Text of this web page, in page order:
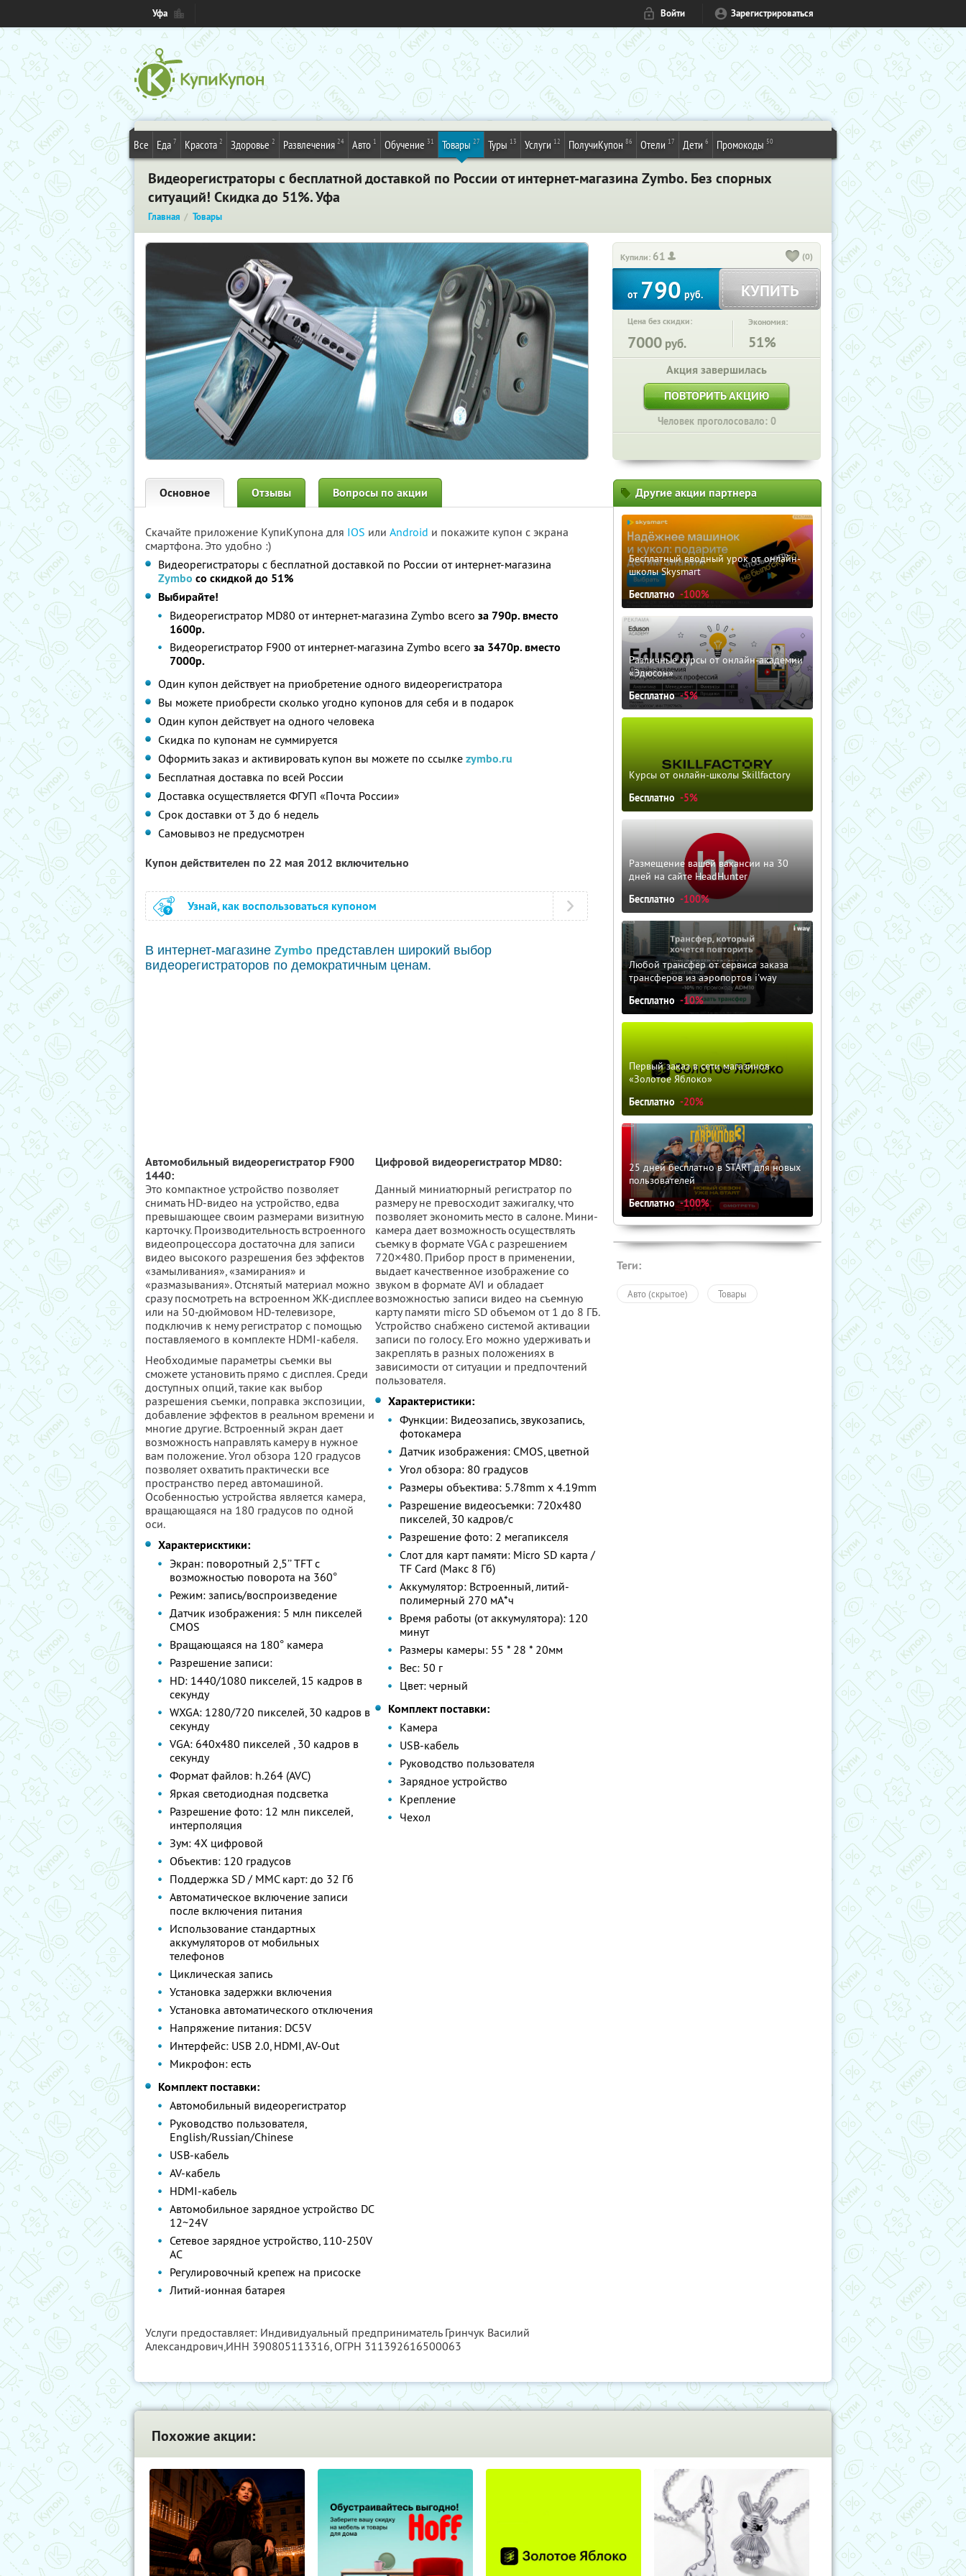
Уфа Войти Зарегистрироваться
Все Еда 7 Красота 2 Здоровье 2 Развлечения 24 Авто 1 Обучение 31 Товары 27 Туры 13 Услуги 12 ПолучиКупон 86 Отели 17 Дети 6 Промокоды 50
Видеорегистраторы с бесплатной доставкой по России от интернет-магазина Zymbo. Без спорных
ситуаций! Скидка до 51%. Уфа
Главная Товары
Купили: 61 (0)
от790руб. КУПИТЬ
Цена без скидки:
7000 руб.
Экономия:
51%
Акция завершилась
ПОВТОРИТЬ АКЦИЮ
Человек проголосовало: 0
Основное Отзывы Вопросы по акции
Скачайте приложение КупиКупона для IOS или Android и покажите купон с экрана
смартфона. Это удобно :)
Видеорегистраторы с бесплатной доставкой по России от интернет-магазина
Zymbo со скидкой до 51%
Выбирайте!
Видеорегистратор MD80 от интернет-магазина Zymbo всего за 790р. вместо
1600р.
Видеорегистратор F900 от интернет-магазина Zymbo всего за 3470р. вместо
7000р.
Один купон действует на приобретение одного видеорегистратора
Вы можете приобрести сколько угодно купонов для себя и в подарок
Один купон действует на одного человека
Скидка по купонам не суммируется
Оформить заказ и активировать купон вы можете по ссылке zymbo.ru
Бесплатная доставка по всей России
Доставка осуществляется ФГУП «Почта России»
Срок доставки от 3 до 6 недель
Самовывоз не предусмотрен
Купон действителен по 22 мая 2012 включительно
Узнай, как воспользоваться купоном
В интернет-магазине Zymbo представлен широкий выбор
видеорегистраторов по демократичным ценам.
Автомобильный видеорегистратор F900
1440:
Это компактное устройство позволяет
снимать HD-видео на устройство, едва
превышающее своим размерами визитную
карточку. Производительность встроенного
видеопроцессора достаточна для записи
видео высокого разрешения без эффектов
«замыливания», «замирания» и
«размазывания». Отснятый материал можно
сразу посмотреть на встроенном ЖК-дисплее
или на 50-дюймовом HD-телевизоре,
подключив к нему регистратор с помощью
поставляемого в комплекте HDMI-кабеля.
Необходимые параметры съемки вы
сможете установить прямо с дисплея. Среди
доступных опций, такие как выбор
разрешения съемки, поправка экспозиции,
добавление эффектов в реальном времени и
многие другие. Встроенный экран дает
возможность направлять камеру в нужное
вам положение. Угол обзора 120 градусов
позволяет охватить практически все
пространство перед автомашиной.
Особенностью устройства является камера,
вращающаяся на 180 градусов по одной
оси.
Характерисктики:
Экран: поворотный 2,5’’ TFT с
возможностью поворота на 360°
Режим: запись/воспроизведение
Датчик изображения: 5 млн пикселей
CMOS
Вращающаяся на 180° камера
Разрешение записи:
HD: 1440/1080 пикселей, 15 кадров в
секунду
WXGA: 1280/720 пикселей, 30 кадров в
секунду
VGA: 640x480 пикселей , 30 кадров в
секунду
Формат файлов: h.264 (AVC)
Яркая светодиодная подсветка
Разрешение фото: 12 млн пикселей,
интерполяция
Зум: 4Х цифровой
Объектив: 120 градусов
Поддержка SD / MMC карт: до 32 Гб
Автоматическое включение записи
после включения питания
Использование стандартных
аккумуляторов от мобильных
телефонов
Циклическая запись
Установка задержки включения
Установка автоматического отключения
Напряжение питания: DC5V
Интерфейс: USB 2.0, HDMI, AV-Out
Микрофон: есть
Комплект поставки:
Автомобильный видеорегистратор
Руководство пользователя,
English/Russian/Chinese
USB-кабель
AV-кабель
HDMI-кабель
Автомобильное зарядное устройство DC
12~24V
Сетевое зарядное устройство, 110-250V
AC
Регулировочный крепеж на присоске
Литий-ионная батарея
Цифровой видеорегистратор MD80:
Данный миниатюрный регистратор по
размеру не превосходит зажигалку, что
позволяет экономить место в салоне. Мини-
камера дает возможность осуществлять
съемку в формате VGA с разрешением
720×480. Прибор прост в применении,
выдает качественное изображение со
звуком в формате AVI и обладает
возможностью записи видео на съемную
карту памяти micro SD объемом от 1 до 8 ГБ.
Устройство снабжено системой активации
записи по голосу. Его можно удерживать и
закреплять в разных положениях в
зависимости от ситуации и предпочтений
пользователя.
Характеристики:
Функции: Видеозапись, звукозапись,
фотокамера
Датчик изображения: CMOS, цветной
Угол обзора: 80 градусов
Размеры объектива: 5.78mm х 4.19mm
Разрешение видеосъемки: 720x480
пикселей, 30 кадров/с
Разрешение фото: 2 мегапикселя
Слот для карт памяти: Micro SD карта /
TF Card (Макс 8 Гб)
Аккумулятор: Встроенный, литий-
полимерный 270 мА*ч
Время работы (от аккумулятора): 120
минут
Размеры камеры: 55 * 28 * 20мм
Вес: 50 г
Цвет: черный
Комплект поставки:
Камера
USB-кабель
Руководство пользователя
Зарядное устройство
Крепление
Чехол
Услуги предоставляет: Индивидуальный предприниматель Гринчук Василий
Александрович,ИНН 390805113316, ОГРН 311392616500063
Другие акции партнера
Бесплатный вводный урок от онлайн-
школы Skysmart
Бесплатно -100%
Различные курсы от онлайн-академии
«Эдюсон»
Бесплатно -5%
Курсы от онлайн-школы Skillfactory
Бесплатно -5%
Размещение вашей вакансии на 30
дней на сайте HeadHunter
Бесплатно -100%
Любой трансфер от сервиса заказа
трансферов из аэропортов i'way
Бесплатно -10%
Первый заказ в сети магазинов
«Золотое Яблоко»
Бесплатно -20%
25 дней бесплатно в START для новых
пользователей
Бесплатно -100%
Теги:
Авто (скрытое) Товары
Похожие акции: